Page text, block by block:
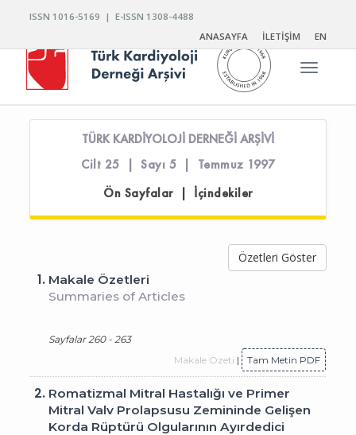
ISSN 1016-5169 | E-ISSN 1308-4488
ANASAYFA
İLETİŞİM EN
Toggle
TÜRK KARDİYOLOJİ DERNEĞİ ARŞİVİ
Cilt 25 | Sayı 5 | Temmuz 1997
Ön Sayfalar | İçindekiler
Özetleri Göster
1. Makale Özetleri
Summaries of Articles
Sayfalar 260 - 263
Makale Özeti | Tam Metin PDF
2. Romatizmal Mitral Hastalığı ve Primer
Mitral Valv Prolapsusu Zemininde Gelişen
Korda Rüptürü Olgularının Ayırdedici